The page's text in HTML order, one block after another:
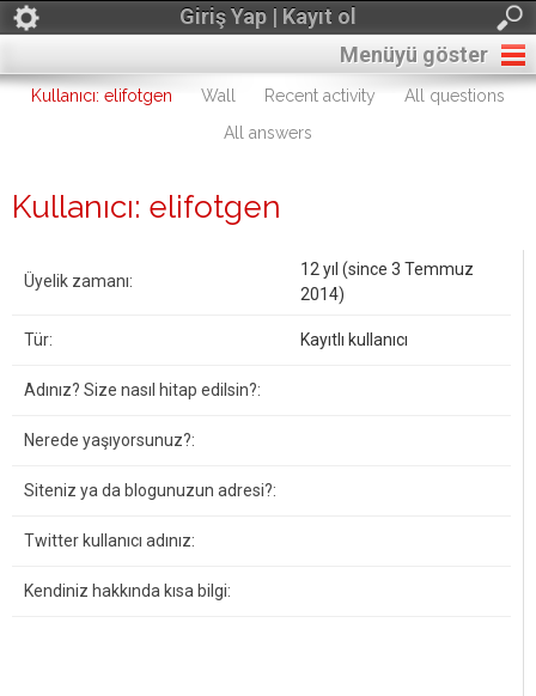
Giriş Yap | Kayıt ol
Menüyü göster
Kullanıcı: elifotgen Wall Recent activity
All questions
All answers
Kullanıcı: elifotgen
Üyelik zamanı:
12 yıl (since 3 Temmuz
2014)
Tür: Kayıtlı kullanıcı
Adınız? Size nasıl hitap edilsin?:
Nerede yaşıyorsunuz?:
Siteniz ya da blogunuzun adresi?:
Twitter kullanıcı adınız:
Kendiniz hakkında kısa bilgi: